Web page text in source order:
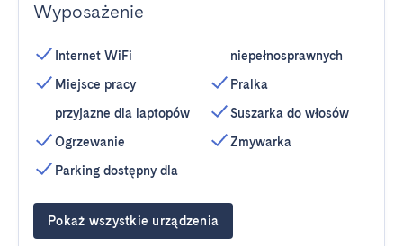
Wyposażenie
Internet WiFi
Miejsce pracy
przyjazne dla laptopów
Ogrzewanie
Parking dostępny dla
niepełnosprawnych
Pralka
Suszarka do włosów
Zmywarka
Pokaż wszystkie urządzenia